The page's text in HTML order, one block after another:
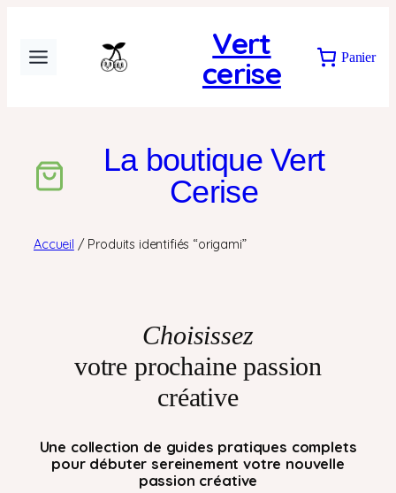
contenu
Vert
cerise
Panier
La boutique Vert
Cerise
Accueil / Produits identifiés “origami”
Choisissez
votre prochaine passion
créative
Une collection de guides pratiques complets
pour débuter sereinement votre nouvelle
passion créative